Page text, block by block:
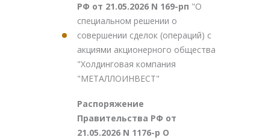
РФ от 21.05.2026 N 169-рп "О
специальном решении о
совершении сделок (операций) с
акциями акционерного общества
"Холдинговая компания
"МЕТАЛЛОИНВЕСТ"
Распоряжение
Правительства РФ от
21.05.2026 N 1176-р О